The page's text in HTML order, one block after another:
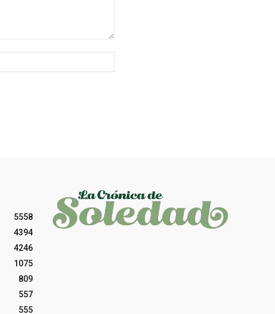
web:
5558
4394
4246
1075
809
557
555